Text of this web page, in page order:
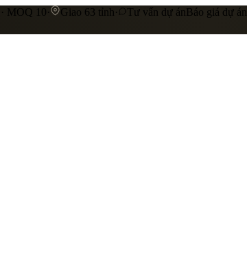
MOQ 10· Giao 63 tỉnh· Tư vấn dự ánBáo giá dự án